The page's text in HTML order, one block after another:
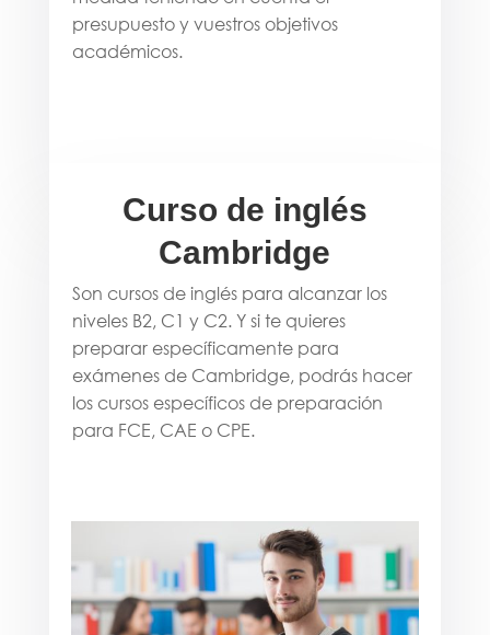
presupuesto y vuestros objetivos
académicos.
Curso de inglés
Cambridge
Son cursos de inglés para alcanzar los
niveles B2, C1 y C2. Y si te quieres
preparar específicamente para
exámenes de Cambridge, podrás hacer
los cursos específicos de preparación
para FCE, CAE o CPE.